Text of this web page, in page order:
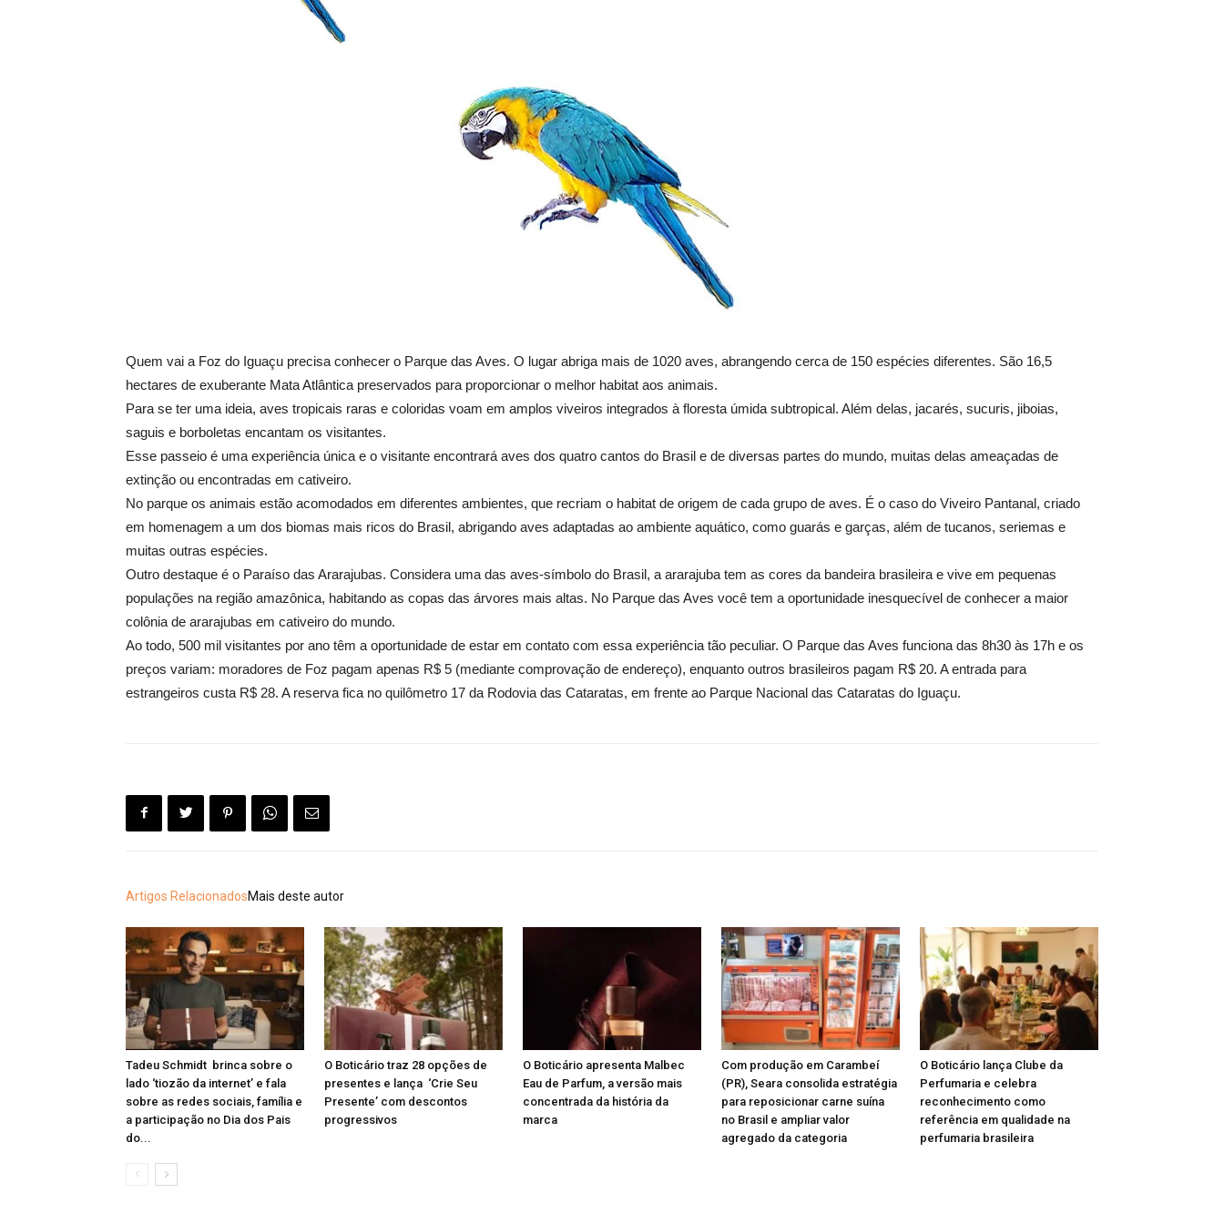
Quem vai a Foz do Iguaçu precisa conhecer o Parque das Aves. O lugar abriga mais de 1020 aves, abrangendo cerca de 150 espécies diferentes. São 16,5
hectares de exuberante Mata Atlântica preservados para proporcionar o melhor habitat aos animais.
Para se ter uma ideia, aves tropicais raras e coloridas voam em amplos viveiros integrados à floresta úmida subtropical. Além delas, jacarés, sucuris, jiboias,
saguis e borboletas encantam os visitantes.
Esse passeio é uma experiência única e o visitante encontrará aves dos quatro cantos do Brasil e de diversas partes do mundo, muitas delas ameaçadas de
extinção ou encontradas em cativeiro.
No parque os animais estão acomodados em diferentes ambientes, que recriam o habitat de origem de cada grupo de aves. É o caso do Viveiro Pantanal, criado
em homenagem a um dos biomas mais ricos do Brasil, abrigando aves adaptadas ao ambiente aquático, como guarás e garças, além de tucanos, seriemas e
muitas outras espécies.
Outro destaque é o Paraíso das Ararajubas. Considera uma das aves-símbolo do Brasil, a ararajuba tem as cores da bandeira brasileira e vive em pequenas
populações na região amazônica, habitando as copas das árvores mais altas. No Parque das Aves você tem a oportunidade inesquecível de conhecer a maior
colônia de ararajubas em cativeiro do mundo.
Ao todo, 500 mil visitantes por ano têm a oportunidade de estar em contato com essa experiência tão peculiar. O Parque das Aves funciona das 8h30 às 17h e os
preços variam: moradores de Foz pagam apenas R$ 5 (mediante comprovação de endereço), enquanto outros brasileiros pagam R$ 20. A entrada para
estrangeiros custa R$ 28. A reserva fica no quilômetro 17 da Rodovia das Cataratas, em frente ao Parque Nacional das Cataratas do Iguaçu.
Artigos RelacionadosMais deste autor
Tadeu Schmidt brinca sobre o
lado ‘tiozão da internet’ e fala
sobre as redes sociais, família e
a participação no Dia dos Pais
do...
O Boticário traz 28 opções de
presentes e lança ‘Crie Seu
Presente’ com descontos
progressivos
O Boticário apresenta Malbec
Eau de Parfum, a versão mais
concentrada da história da
marca
Com produção em Carambeí
(PR), Seara consolida estratégia
para reposicionar carne suína
no Brasil e ampliar valor
agregado da categoria
O Boticário lança Clube da
Perfumaria e celebra
reconhecimento como
referência em qualidade na
perfumaria brasileira